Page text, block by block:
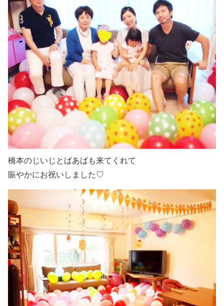
橋本のじいじとばあばも来てくれて
賑やかにお祝いしました♡